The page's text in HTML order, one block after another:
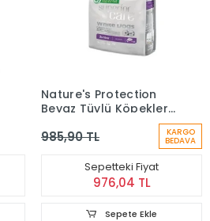
Nature's Protection
Beyaz Tüylü Köpekler
Köpek Maması (1,5 kg)
985,90 TL KARGO
BEDAVA
Sepetteki Fiyat
976,04 TL
Sepete Ekle